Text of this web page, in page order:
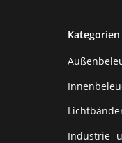
Kategorien
Industrie-